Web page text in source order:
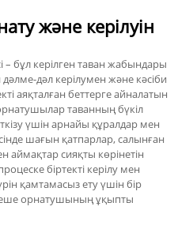
және керілуін
бұл керілген таван жабындары
дәл керілумен және кәсіби
аяқталған беттерге айналатын
таванның бүкіл
үшін арнайы құралдар мен
шағын қатпарлар, салынған
аймақтар сияқты көрінетін
біртекті керілу мен
қамтамасыз ету үшін бір
орнатушының ұқыпты